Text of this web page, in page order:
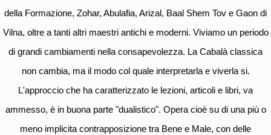
della Formazione, Zohar, Abulafia, Arizal, Baal Shem Tov e Gaon di
Vilna, oltre a tanti altri maestri antichi e moderni. Viviamo un periodo
di grandi cambiamenti nella consapevolezza. La Cabalà classica
non cambia, ma il modo col quale interpretarla e viverla si.
L'approccio che ha caratterizzato le lezioni, articoli e libri, va
ammesso, è in buona parte "dualistico". Opera cioè su di una più o
meno implicita contrapposizione tra Bene e Male, con delle